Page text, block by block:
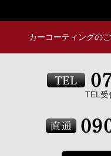
カーコーティングの
TEL受